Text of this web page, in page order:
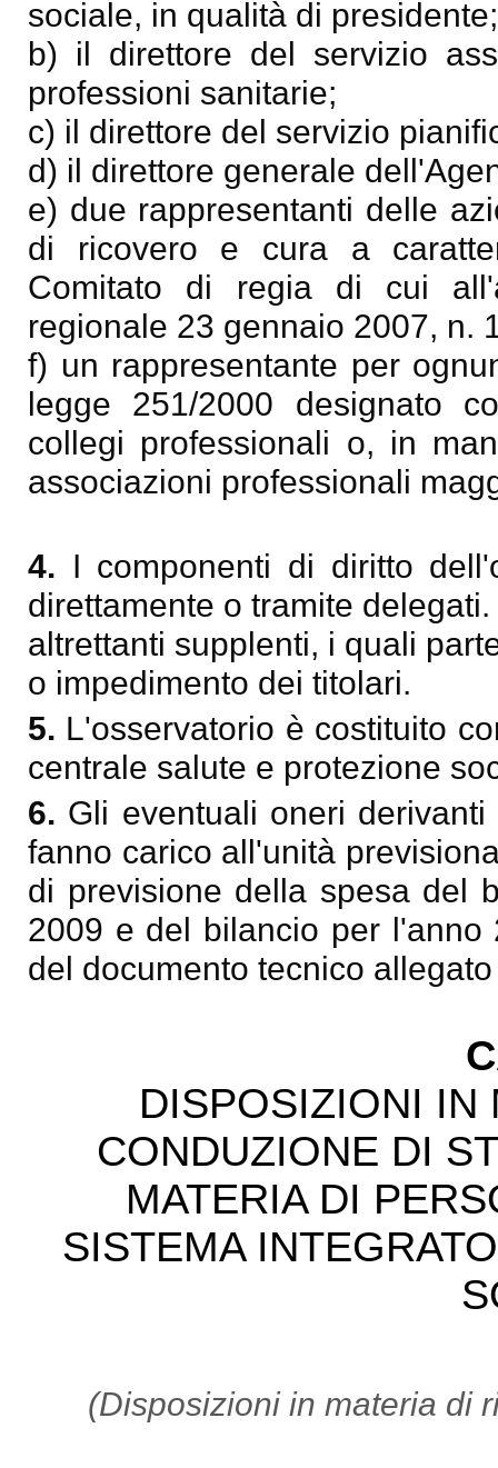
sociale, in qualità di presidente;
b) il direttore del servizio
professioni sanitarie;
c) il direttore del servizio
d) il direttore generale
e) due rappresentanti delle
di ricovero e cura a
Comitato di regia di cui
regionale 23 gennaio 2007, n.
f) un rappresentante per
legge 251/2000 designato
collegi professionali o, in
associazioni professionali
4. I componenti di diritto
direttamente o tramite
altrettanti supplenti, i quali
o impedimento dei titolari.
5. L'osservatorio è costituito
centrale salute e protezione
6. Gli eventuali oneri
fanno carico all'unità
di previsione della spesa del
2009 e del bilancio per
del documento tecnico
DISPOSIZIONI IN
CONDUZIONE DI
MATERIA DI
SISTEMA
(Disposizioni in materia di